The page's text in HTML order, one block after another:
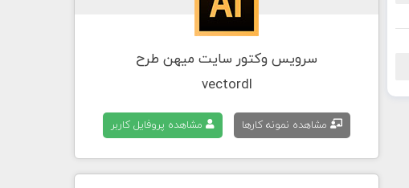
سرویس وکتور سایت میهن طرح
vectordl
مشاهده نمونه کارها مشاهده پروفایل کاربر